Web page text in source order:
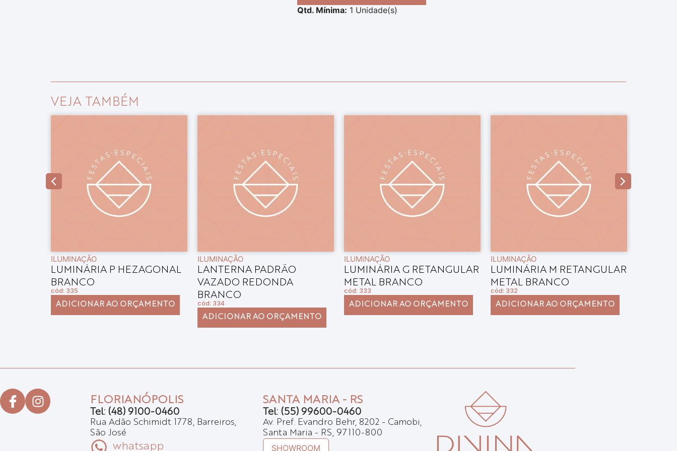
Qtd. Mínima: 1 Unidade(s)
VEJA TAMBÉM
ILUMINAÇÃO
LUMINÁRIA P HEZAGONAL
BRANCO
cód: 335
ADICIONAR AO ORÇAMENTO
ILUMINAÇÃO
LANTERNA PADRÃO
VAZADO REDONDA
BRANCO
cód: 334
ADICIONAR AO ORÇAMENTO
ILUMINAÇÃO
LUMINÁRIA G RETANGULAR
METAL BRANCO
cód: 333
ADICIONAR AO ORÇAMENTO
ILUMINAÇÃO
LUMINÁRIA M RETANGULAR
METAL BRANCO
cód: 332
ADICIONAR AO ORÇAMENTO
FLORIANÓPOLIS
Tel: (48) 9100-0460
Rua Adão Schimidt 1778, Barreiros,
São José
whatsapp
SANTA MARIA - RS
Tel: (55) 99600-0460
Av. Pref. Evandro Behr, 8202 - Camobi,
Santa Maria - RS, 97110-800
SHOWROOM